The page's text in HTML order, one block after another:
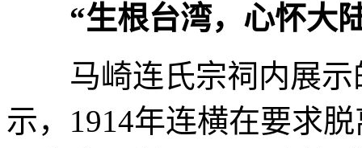
“生根台湾，心怀大
马崎连氏宗祠内展示
示，1914年连横在要求